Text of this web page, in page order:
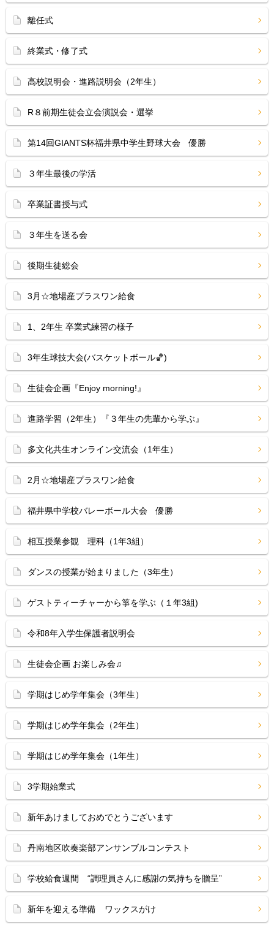
離任式
終業式・修了式
高校説明会・進路説明会（2年生）
R８前期生徒会立会演説会・選挙
第14回GIANTS杯福井県中学生野球大会 優勝
３年生最後の学活
卒業証書授与式
３年生を送る会
後期生徒総会
3月☆地場産プラスワン給食
1、2年生 卒業式練習の様子
3年生球技大会(バスケットボール🏀)
生徒会企画『Enjoy morning!』
進路学習（2年生）『３年生の先輩から学ぶ』
多文化共生オンライン交流会（1年生）
2月☆地場産プラスワン給食
福井県中学校バレーボール大会 優勝
相互授業参観 理科（1年3組）
ダンスの授業が始まりました（3年生）
ゲストティーチャーから箏を学ぶ（１年3組)
令和8年入学生保護者説明会
生徒会企画 お楽しみ会♫
学期はじめ学年集会（3年生）
学期はじめ学年集会（2年生）
学期はじめ学年集会（1年生）
3学期始業式
新年あけましておめでとうございます
丹南地区吹奏楽部アンサンブルコンテスト
学校給食週間 “調理員さんに感謝の気持ちを贈呈”
新年を迎える準備 ワックスがけ